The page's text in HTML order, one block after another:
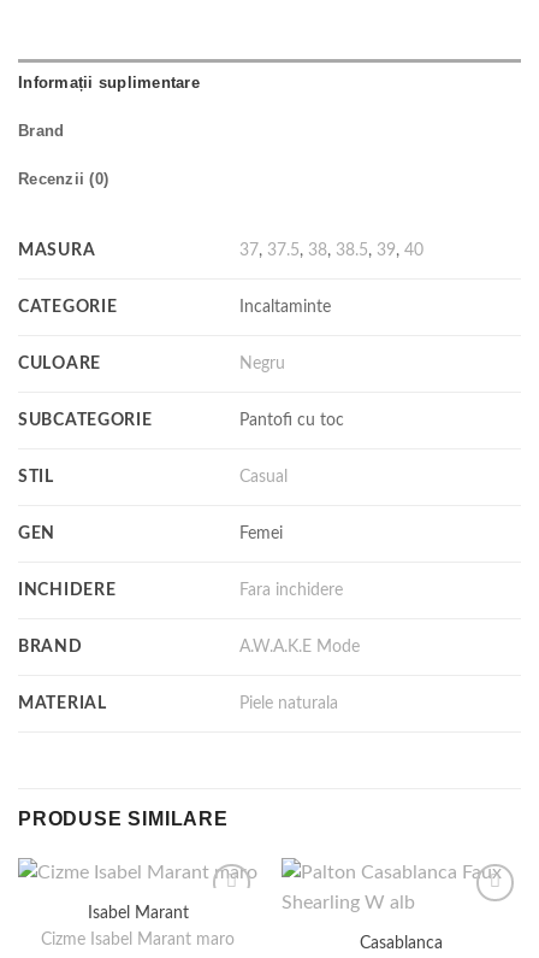
Informații suplimentare
Brand
Recenzii (0)
MASURA 37, 37.5, 38, 38.5, 39,40
CATEGORIE Incaltaminte
CULOARE Negru
SUBCATEGORIE Pantofi cu toc
STIL Casual
GEN Femei
INCHIDERE Fara inchidere
BRAND A.W.A.K.E Mode
MATERIAL Piele naturala
PRODUSE SIMILARE
Isabel Marant
Cizme Isabel Marant maro
Casablanca